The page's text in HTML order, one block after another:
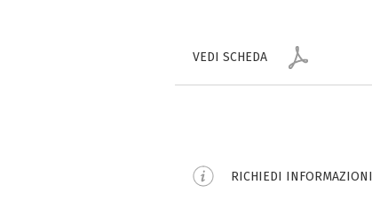
VEDI SCHEDA
RICHIEDI INFORMAZIONI